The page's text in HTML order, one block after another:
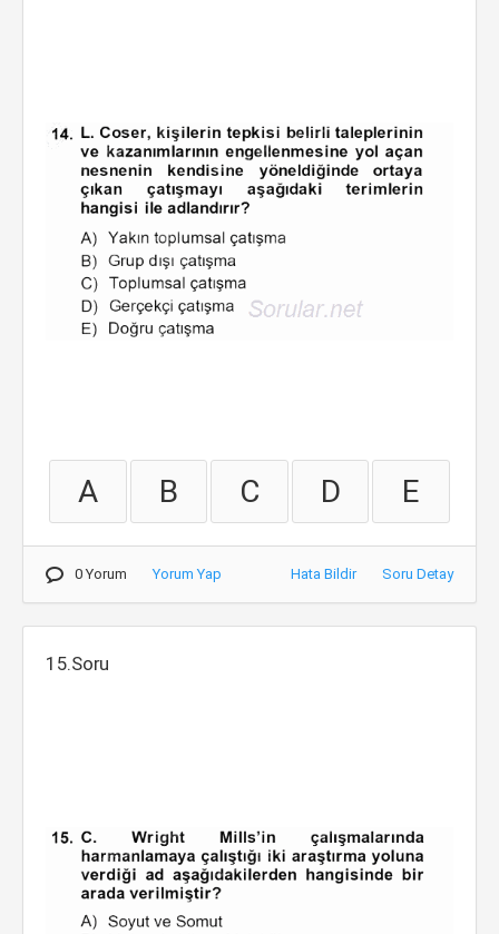
A B C D E
0 Yorum Yorum Yap Hata Bildir Soru Detay
15.Soru